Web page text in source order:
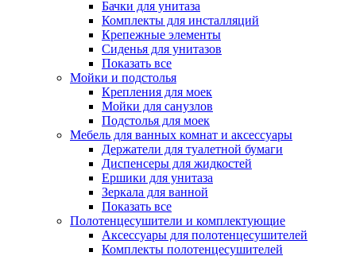
Бачки для унитаза
Комплекты для инсталляций
Крепежные элементы
Сиденья для унитазов
Показать все
Мойки и подстолья
Крепления для моек
Мойки для санузлов
Подстолья для моек
Мебель для ванных комнат и аксессуары
Держатели для туалетной бумаги
Диспенсеры для жидкостей
Ершики для унитаза
Зеркала для ванной
Показать все
Полотенцесушители и комплектующие
Аксессуары для полотенцесушителей
Комплекты полотенцесушителей